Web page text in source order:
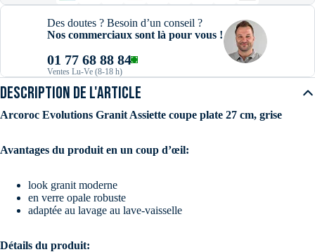
Des doutes ? Besoin d’un conseil ?
Nos commerciaux sont là pour vous !
01 77 68 88 84
Ventes Lu-Ve (8-18 h)
DESCRIPTION DE L'ARTICLE
Arcoroc Evolutions Granit Assiette coupe plate 27 cm, grise
Avantages du produit en un coup d’œil:
look granit moderne
en verre opale robuste
adaptée au lavage au lave-vaisselle
Détails du produit: